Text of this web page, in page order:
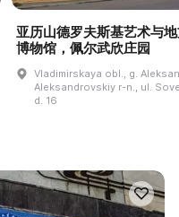
亚历山德罗夫斯基艺术与
博物馆，佩尔武欣庄园
Vladimirskaya obl., g.
Aleksandrovskiy r-n., ul.
d. 16